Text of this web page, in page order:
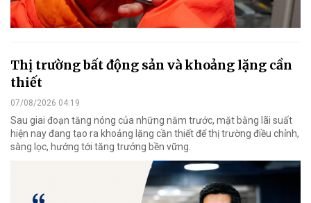
Thị trường bất động sản và khoảng lặng cần
thiết
07/08/2026 04:19
Sau giai đoạn tăng nóng của những năm trước, mặt bằng lãi suất
hiện nay đang tạo ra khoảng lặng cần thiết để thị trường điều chỉnh,
sàng lọc, hướng tới tăng trưởng bền vững.